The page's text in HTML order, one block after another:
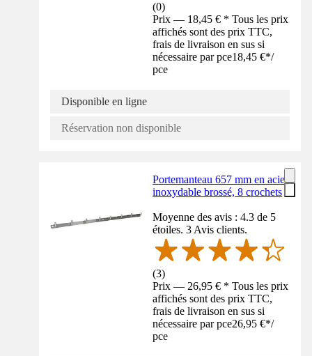
(0)
Prix — 18,45 € * Tous les prix
affichés sont des prix TTC,
frais de livraison en sus si
nécessaire par pce18,45 €*/
pce
Disponible en ligne
Réservation non disponible
Portemanteau 657 mm en acier
inoxydable brossé, 8 crochets
Moyenne des avis : 4.3 de 5
étoiles. 3 Avis clients.
(3)
Prix — 26,95 € * Tous les prix
affichés sont des prix TTC,
frais de livraison en sus si
nécessaire par pce26,95 €*/
pce